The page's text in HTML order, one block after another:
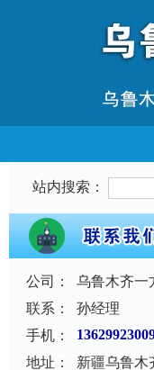
站内搜索：
公司：
乌鲁木齐一
联系：
孙经理
手机：
地址：
新疆乌鲁木